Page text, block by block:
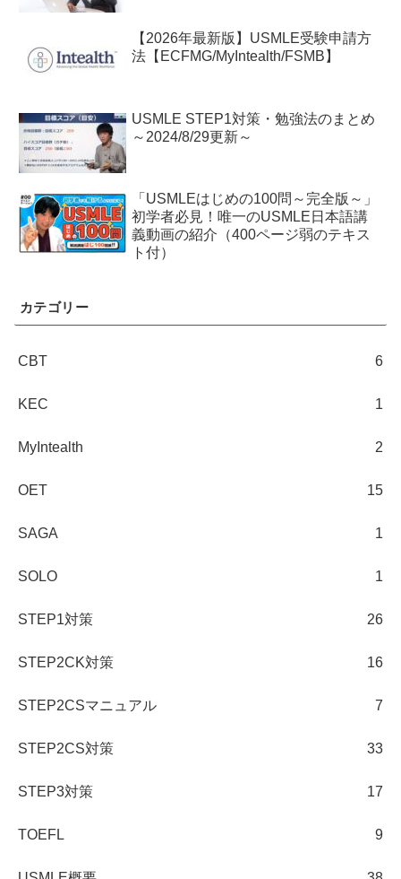
【2026年最新版】USMLE受験申請方
法【ECFMG/MyIntealth/FSMB】
USMLE STEP1対策・勉強法のまとめ
～2024/8/29更新～
「USMLEはじめの100問～完全版～」
初学者必見！唯一のUSMLE日本語講
義動画の紹介（400ページ弱のテキス
ト付）
カテゴリー
CBT 6
KEC 1
MyIntealth 2
OET 15
SAGA 1
SOLO 1
STEP1対策 26
STEP2CK対策 16
STEP2CSマニュアル 7
STEP2CS対策 33
STEP3対策 17
TOEFL 9